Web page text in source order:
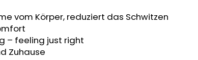
vom Körper, reduziert das Schwitzen
– feeling just right
Zuhause
-